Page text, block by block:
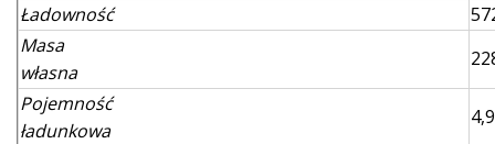
Ładowność
Masa
własna
Pojemność
ładunkowa
4,9